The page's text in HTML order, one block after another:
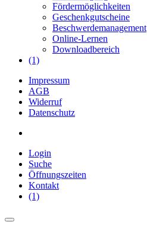
Fördermöglichkeiten
Geschenkgutscheine
Beschwerdemanagement
Online-Lernen
Downloadbereich
(1)
Impressum
AGB
Widerruf
Datenschutz
Login
Suche
Öffnungszeiten
Kontakt
(1)